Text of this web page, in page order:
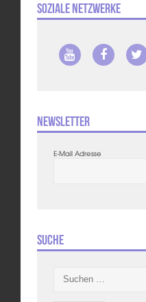
Soziale Netzwerke
Newsletter
E-Mail Adresse
Suche
nach: